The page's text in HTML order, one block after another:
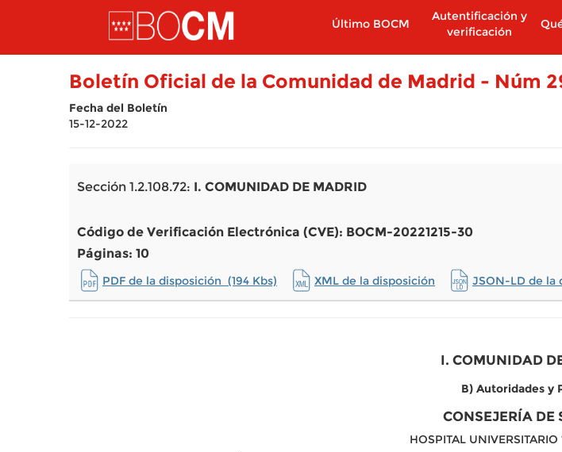
Pasar al contenido principal
Último BOCM
Autentificación y
verificación
Boletín Oficial de la Comunidad de Madrid - Núm
Fecha del Boletín
15-12-2022
Sección 1.2.108.72: I. COMUNIDAD DE MADRID
Código de Verificación Electrónica (CVE): BOCM-20221215-30
Páginas: 10
PDF de la disposición (194 Kbs) XML de la disposición JSON-LD de la
I. COMUNIDAD
B) Autoridades y
CONSEJERÍA DE
HOSPITAL UNIVERSITARIO